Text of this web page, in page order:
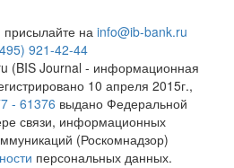
на info@ib-bank.ru
921-42-44
(BIS Journal - информационная
10 апреля 2015г.,
- 61376 выдано Федеральной
связи, информационных
(Роскомнадзор)
персональных данных.